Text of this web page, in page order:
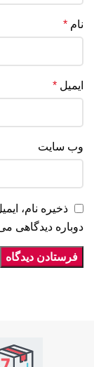
نام *
ایمیل *
وب‌ سایت
ذخیره نام،
دوباره دیدگاهی